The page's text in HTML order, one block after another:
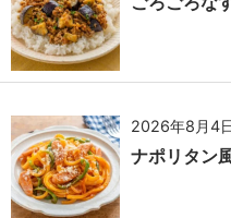
2026年8月4日
ナポリタン